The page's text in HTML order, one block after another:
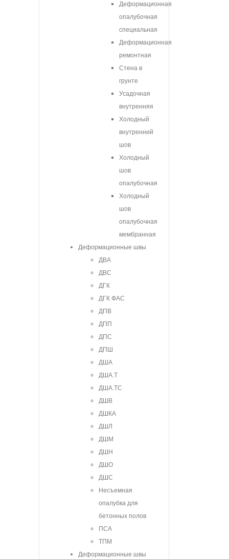
Деформационная
опалубочная
специальная
Деформационная
ремонтная
Стена в
грунте
Усадочная
внутренняя
Холодный
внутренний
шов
Холодный
шов
опалубочная
Холодный
шов
опалубочная
мембранная
Деформационные швы
ДВА
ДВС
ДГК
ДГК ФАС
ДПВ
ДПП
ДПС
ДПШ
ДША
ДША.Т
ДША.ТС
ДШВ
ДШКА
ДШЛ
ДШМ
ДШН
ДШО
ДШС
Несъемная
опалубка для
бетонных полов
ПСА
ТПМ
Деформационные швы